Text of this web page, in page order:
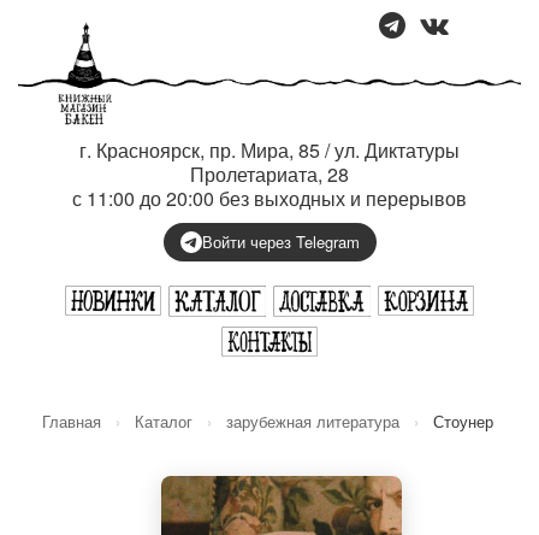
г. Красноярск, пр. Мира, 85 / ул. Диктатуры
Пролетариата, 28
с 11:00 до 20:00 без выходных и перерывов
Войти через Telegram
Главная › Каталог › зарубежная литература › Стоунер